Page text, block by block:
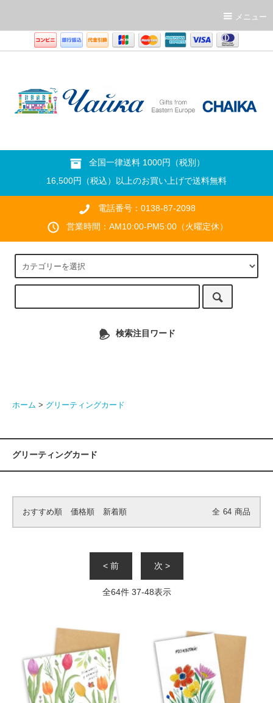
メニュー
全国一律送料 1000円（税別）
16,500円（税込）以上のお買い上げで送料無料
電話番号：0138-87-2098
営業時間：AM10:00-PM5:00（火曜定休）
検索注目ワード
ホーム > グリーティングカード
グリーティングカード
おすすめ順 価格順 新着順 全 64 商品
< 前 次 >
全64件 37-48表示